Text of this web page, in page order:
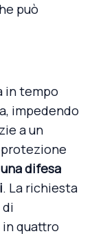
può
in tempo
impedendo
a un
difesa
. La richiesta
in quattro